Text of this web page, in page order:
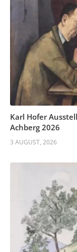
Karl Hofer
Achberg 2026
3 AUGUST, 2026